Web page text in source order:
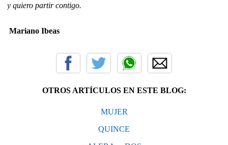
y quiero partir contigo.
Mariano Ibeas
OTROS ARTÍCULOS EN ESTE BLOG:
MUJER
QUINCE